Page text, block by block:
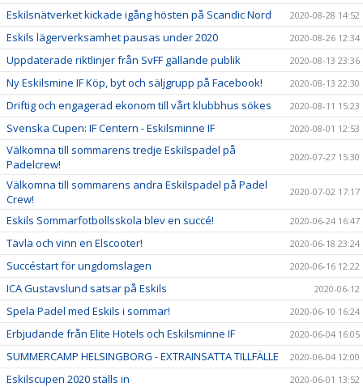
Eskilsnätverket kickade igång hösten på Scandic Nord 2020-08-28 14:52
Eskils lägerverksamhet pausas under 2020 2020-08-26 12:34
Uppdaterade riktlinjer från SvFF gällande publik 2020-08-13 23:36
Ny Eskilsmine IF Köp, byt och säljgrupp på Facebook! 2020-08-13 22:30
Driftig och engagerad ekonom till vårt klubbhus sökes 2020-08-11 15:23
Svenska Cupen: IF Centern - Eskilsminne IF 2020-08-01 12:53
Välkomna till sommarens tredje Eskilspadel på
Padelcrew!
2020-07-27 15:30
Välkomna till sommarens andra Eskilspadel på Padel
Crew!
2020-07-02 17:17
Eskils Sommarfotbollsskola blev en succé! 2020-06-24 16:47
Tävla och vinn en Elscooter! 2020-06-18 23:24
Succéstart för ungdomslagen 2020-06-16 12:22
ICA Gustavslund satsar på Eskils 2020-06-12
Spela Padel med Eskils i sommar! 2020-06-10 16:24
Erbjudande från Elite Hotels och Eskilsminne IF 2020-06-04 16:05
SUMMERCAMP HELSINGBORG - EXTRAINSATTA TILLFÄLLE 2020-06-04 12:00
Eskilscupen 2020 ställs in 2020-06-01 13:52